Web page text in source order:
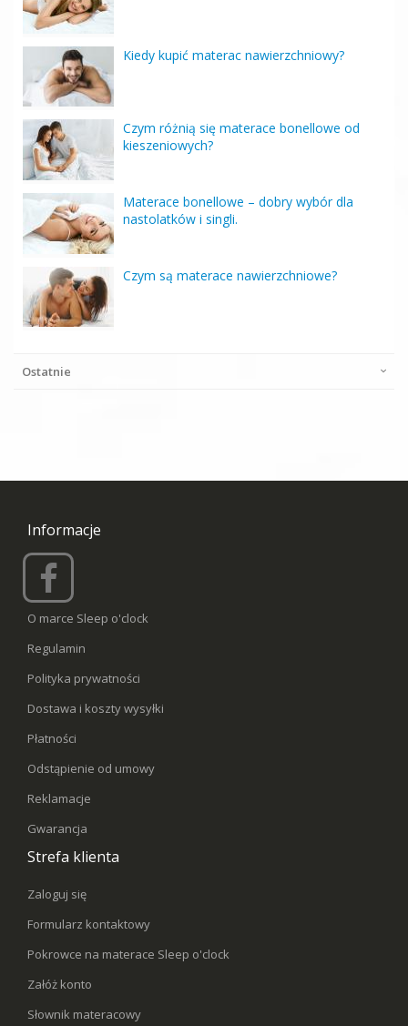
Kiedy kupić materac nawierzchniowy?
Czym różnią się materace bonellowe od
kieszeniowych?
Materace bonellowe – dobry wybór dla
nastolatków i singli.
Czym są materace nawierzchniowe?
Ostatnie
Informacje
O marce Sleep o'clock
Regulamin
Polityka prywatności
Dostawa i koszty wysyłki
Płatności
Odstąpienie od umowy
Reklamacje
Gwarancja
Strefa klienta
Zaloguj się
Formularz kontaktowy
Pokrowce na materace Sleep o'clock
Załóż konto
Słownik materacowy